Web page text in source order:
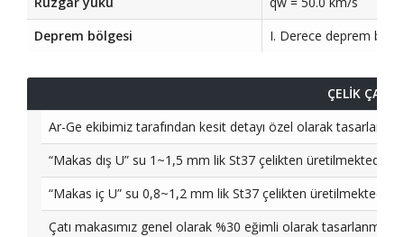
Deprem bölgesi
I. Derece deprem
ÇELİK ÇATI
Ar-Ge ekibimiz tarafından kesit detayı özel olarak tasarlanan
“Makas dış U” su 1~1,5 mm lik St37 çelikten üretilmektedir.
“Makas iç U” su 0,8~1,2 mm lik St37 çelikten üretilmektedir.
Çatı makasımız genel olarak %30 eğimli olarak